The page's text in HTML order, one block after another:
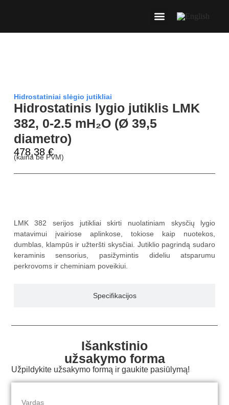
Hidrostatiniai slėgio jutikliai
Hidrostatinis lygio jutiklis LMK
382, 0-2.5 mH₂O (Ø 39,5
diametro)
478,38€
(kaina be PVM)
Specifikacijos
LMK 382 serijos jutikliai skirti nuolatiniam skysčių lygio
matavimui įvairiose aplinkose, tokiose kaip nuotekos,
dumblas, klampūs ir užteršti skysčiai. Jutiklio pagrindą sudaro
keraminis sensorius, pasižymintis dideliu atsparumu
perkrovoms ir cheminiam poveikiui.
Išankstinio
užsakymo forma
Užpildykite užsakymo formą ir gaukite pasiūlymą!